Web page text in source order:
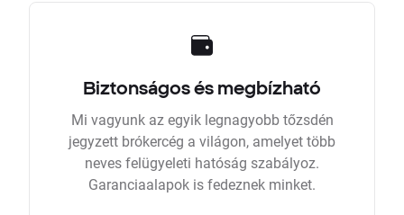
Biztonságos és megbízható
Mi vagyunk az egyik legnagyobb tőzsdén
jegyzett brókercég a világon, amelyet több
neves felügyeleti hatóság szabályoz.
Garanciaalapok is fedeznek minket.